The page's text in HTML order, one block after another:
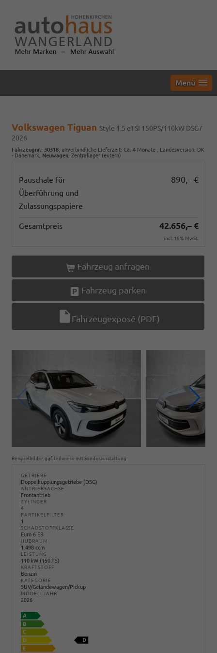
Menü
Volkswagen Tiguan Style 1.5 eTSI 150PS/110kW DSG7
2026
Fahrzeugnr.: 30318 , unverbindliche Lieferzeit: Ca. 4 Monate , Landesversion: DK
- Dänemark, Neuwagen , Zentrallager (extern)
Pauschale für
Überführung und
Zulassungspapiere
890,– €
Gesamtpreis 42.656,– €
incl. 19% MwSt.
Fahrzeug anfragen
Fahrzeug parken
Fahrzeugexposé (PDF)
Beispielbilder, ggf. teilweise mit Sonderausstattung
GETRIEBE
Doppelkupplungsgetriebe (DSG)
ANTRIEBSACHSE
Frontantrieb
ZYLINDER
4
PARTIKELFILTER
1
SCHADSTOFFKLASSE
Euro 6 EB
HUBRAUM
1.498 ccm
LEISTUNG
110 kW (150 PS)
KRAFTSTOFF
Benzin
KATEGORIE
SUV/Geländewagen/Pickup
MODELLJAHR
2026